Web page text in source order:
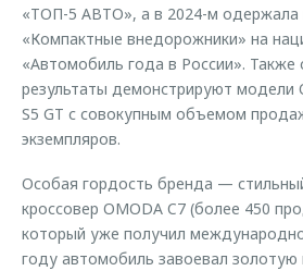
«ТОП-5 АВТО», а в 2024-м одержала
«Компактные внедорожники» на
«Автомобиль года в России». Также
результаты демонстрируют модели
S5 GT с совокупным объемом
экземпляров.
Особая гордость бренда —
кроссовер OMODA C7 (более 450
который уже получил
году автомобиль завоевал золотую